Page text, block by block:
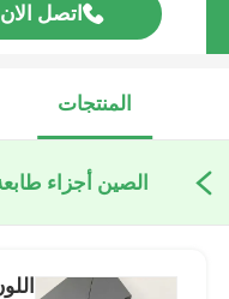
اتصل الان
المنتجات
الصين أجزاء